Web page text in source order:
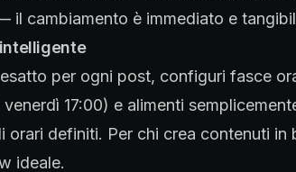
il cambiamento è immediato e
per ogni post, configuri fasce
17:00) e alimenti
orari definiti. Per chi crea contenuti in
ideale.